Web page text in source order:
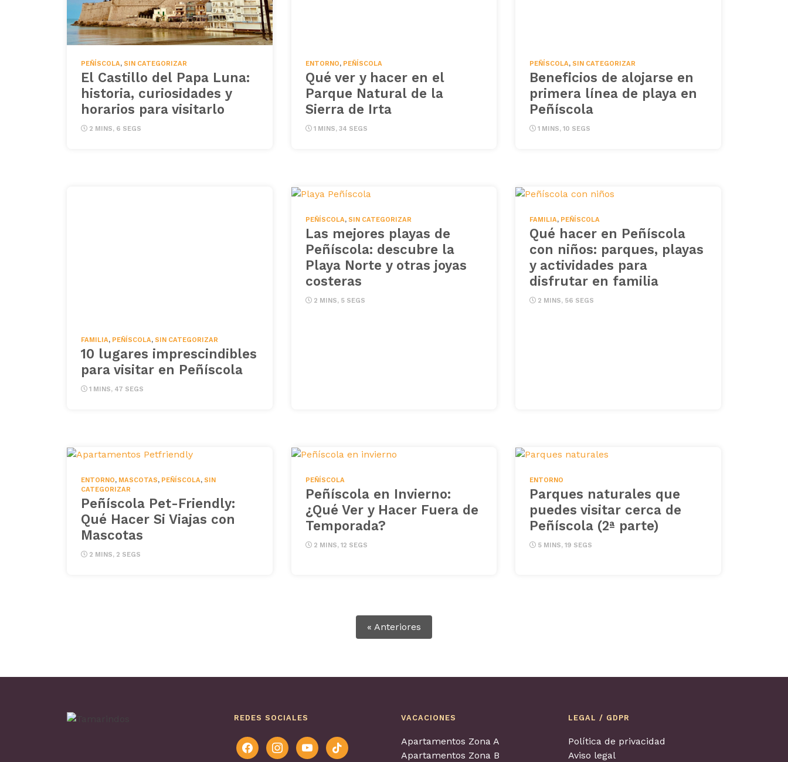
PEÑÍSCOLA, SIN CATEGORIZAR
El Castillo del Papa Luna:
historia, curiosidades y
horarios para visitarlo
2 MINS, 6 SEGS
ENTORNO, PEÑÍSCOLA
Qué ver y hacer en el
Parque Natural de la
Sierra de Irta
1 MINS, 34 SEGS
PEÑÍSCOLA,SIN CATEGORIZAR
Beneficios de alojarse en
primera línea de playa en
Peñíscola
1 MINS, 10 SEGS
FAMILIA, PEÑÍSCOLA, SIN CATEGORIZAR
10 lugares imprescindibles
para visitar en Peñíscola
1 MINS, 47 SEGS
PEÑÍSCOLA, SIN CATEGORIZAR
Las mejores playas de
Peñíscola: descubre la
Playa Norte y otras joyas
costeras
2 MINS, 5 SEGS
FAMILIA, PEÑÍSCOLA
Qué hacer en Peñíscola
con niños: parques, playas
y actividades para
disfrutar en familia
2 MINS, 56 SEGS
ENTORNO, MASCOTAS, PEÑÍSCOLA, SIN
CATEGORIZAR
Peñíscola Pet-Friendly:
Qué Hacer Si Viajas con
Mascotas
2 MINS, 2 SEGS
PEÑÍSCOLA
Peñíscola en Invierno:
¿Qué Ver y Hacer Fuera de
Temporada?
2 MINS, 12 SEGS
ENTORNO
Parques naturales que
puedes visitar cerca de
Peñíscola (2ª parte)
5 MINS, 19 SEGS
« Anteriores
REDES SOCIALES
facebookinstagramyoutubetiktok
VACACIONES
Apartamentos Zona A
Apartamentos Zona B
LEGAL / GDPR
Política de privacidad
Aviso legal